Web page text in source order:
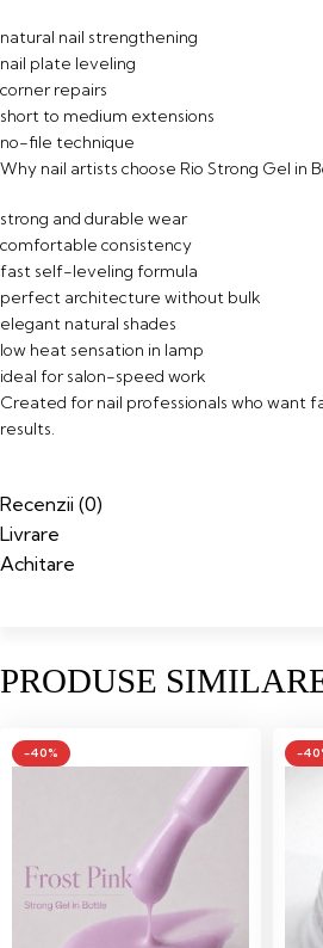
natural nail strengthening
nail plate leveling
corner repairs
short to medium extensions
no-file technique
Why nail artists choose Rio Strong Gel in
strong and durable wear
comfortable consistency
fast self-leveling formula
perfect architecture without bulk
elegant natural shades
low heat sensation in lamp
ideal for salon-speed work
Created for nail professionals who want
results.
Recenzii (0)
Livrare
Achitare
PRODUSE
-40% -